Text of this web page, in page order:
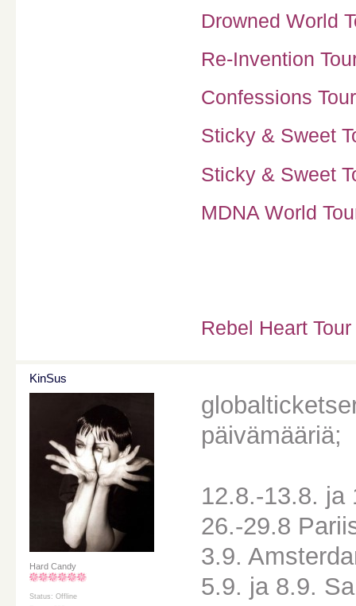
Drowned World
Re-Invention
Confessions
Sticky & Sweet
Sticky & Sweet
MDNA World
Rebel Heart
KinSus
Hard Candy
Status: Offline
päivämääriä;
12.8.-13.8. ja
26.-29.8
3.9.
5.9. ja 8.9.